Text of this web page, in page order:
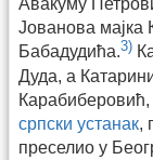
Авакуму
Јованова мајка
Бабадудића.3)
Дуда, а
Карабиберовић,
српски устанак,
преселио у